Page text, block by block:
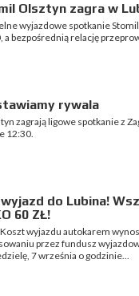
Olsztyn zagra w
wyjazdowe spotkanie
bezpośrednią relację
rywala
zagrają ligowe spotkanie z
12:30.
do Lubina!
60 ZŁ!
wyjazdu autokarem
przez fundusz
7 września o godzinie...